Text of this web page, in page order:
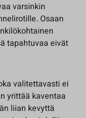
varsinkin
Osaan
tapahtuvaa eivät
valitettavasti ei
yrittää kaventaa
liian kevyttä